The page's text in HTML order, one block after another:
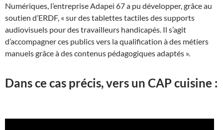
Numériques, l’entreprise Adapei 67 a pu développer, grâce au
soutien d’ERDF, « sur des tablettes tactiles des supports
audiovisuels pour des travailleurs handicapés. Il s’agit
d’accompagner ces publics vers la qualification à des métiers
manuels grâce à des contenus pédagogiques adaptés ».
Dans ce cas précis, vers un CAP cuisine :